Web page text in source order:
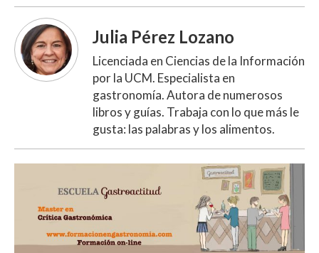
Julia Pérez Lozano
Licenciada en Ciencias de la Información
por la UCM. Especialista en
gastronomía. Autora de numerosos
libros y guías. Trabaja con lo que más le
gusta: las palabras y los alimentos.